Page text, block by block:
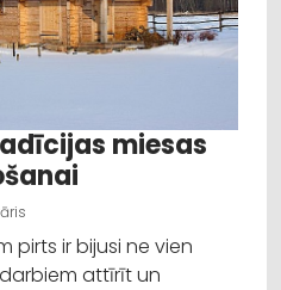
miesas
pirts ir bijusi ne vien
attīrīt un